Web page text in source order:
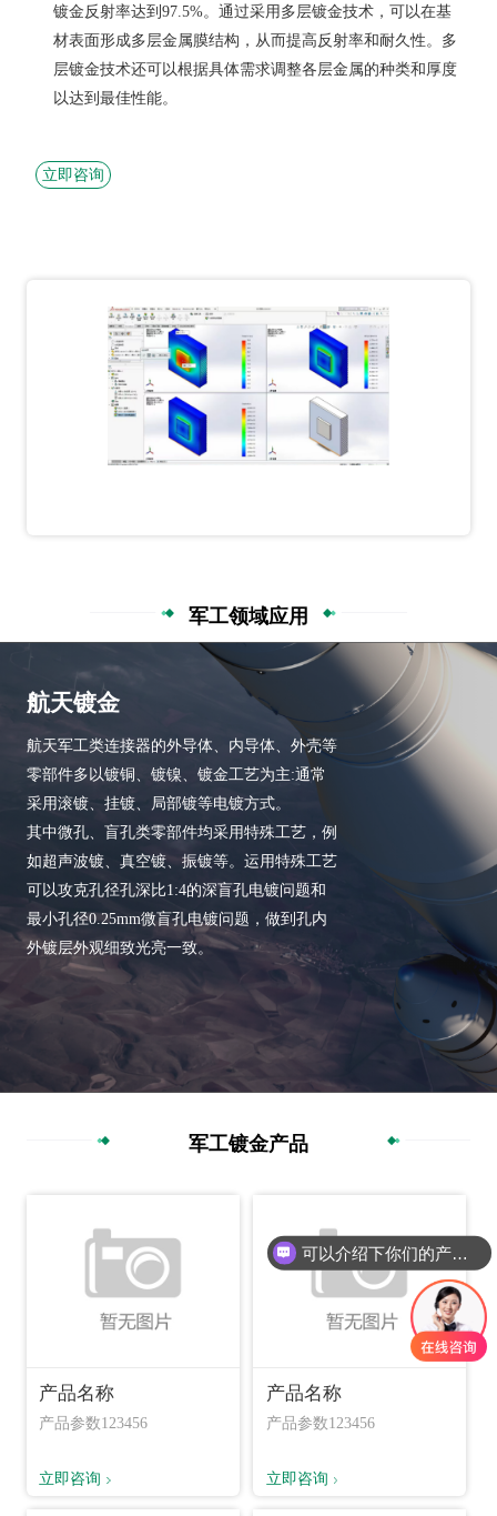
立即咨询
镀金反射率达到97.5%。通过采用多层镀金技术，可以在基
材表面形成多层金属膜结构，从而提高反射率和耐久性。多
层镀金技术还可以根据具体需求调整各层金属的种类和厚度
以达到最佳性能。
军工领域应用
航天镀金
航天军工类连接器的外导体、内导体、外壳等
零部件多以镀铜、镀镍、镀金工艺为主:通常
采用滚镀、挂镀、局部镀等电镀方式。
其中微孔、盲孔类零部件均采用特殊工艺，例
如超声波镀、真空镀、振镀等。运用特殊工艺
可以攻克孔径孔深比1:4的深盲孔电镀问题和
最小孔径0.25mm微盲孔电镀问题，做到孔内
外镀层外观细致光亮一致。
军工镀金产品
产品名称
产品参数123456
立即咨询
产品名称
产品参数123456
立即咨询
可以介绍下你们的产品么